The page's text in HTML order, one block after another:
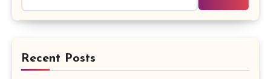
Recent Posts